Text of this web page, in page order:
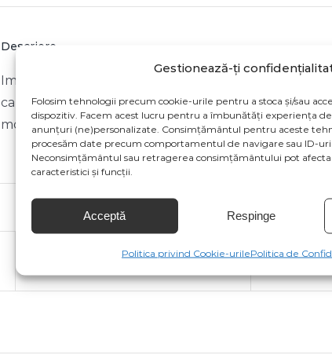
Gestionează-ți
Folosim tehnologii precum cookie-urile pentru a stoca și/sau
dispozitiv. Facem acest lucru pentru a îmbunătăți experiența
anunțuri (ne)personalizate. Consimțământul pentru aceste
procesăm date precum comportamentul de navigare sau ID-uri
Neconsimțământul sau retragerea consimțământului pot
caracteristici și funcții.
Acceptă Respinge
Politica privind Cookie-urilePolitica de
ROYALTY
CM
Descriere
Imaginile produsului sunt cu titlu de prezentare și
ca specificațiile de culoare să fie afișate eronat în
modificări de la producătorul produsului.
Tweet This Product